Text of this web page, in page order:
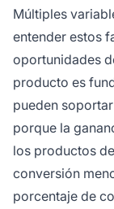
Múltiples
entender estos
oportunidades
producto es
pueden
porque la
los productos
conversión
porcentaje de